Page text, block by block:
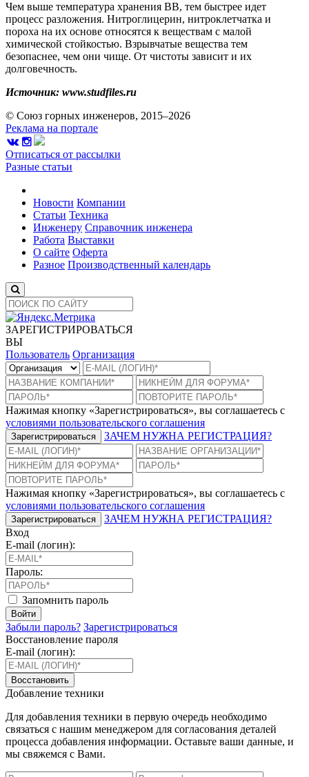
Чем выше температура хранения ВВ, тем быстрее идет
процесс разложения. Нитроглицерин, нитроклетчатка и
пороха на их основе относятся к веществам с малой
химической стойкостью. Взрывчатые вещества тем
безопаснее, чем они чище. От чистоты зависит и их
долговечность.
Источник: www.studfiles.ru
© Союз горных инженеров, 2015–2026
Реклама на портале
Отписаться от рассылки
Разные статьи
Новости Компании
Статьи Техника
Инженеру Справочник инженера
Работа Выставки
О сайте Оферта
Разное Производственный календарь
ЗАРЕГИСТРИРОВАТЬСЯ
ВЫ
Пользователь Организация
Нажимая кнопку «Зарегистрироваться», вы соглашаетесь с
условиями пользовательского соглашения
Зарегистрироваться ЗАЧЕМ НУЖНА РЕГИСТРАЦИЯ?
Нажимая кнопку «Зарегистрироваться», вы соглашаетесь с
условиями пользовательского соглашения
Зарегистрироваться
ЗАЧЕМ НУЖНА РЕГИСТРАЦИЯ?
Вход
E-mail (логин):
Пароль:
Запомнить пароль
Войти
Забыли пароль? Зарегистрироваться
Восстановление пароля
E-mail (логин):
Восстановить
Добавление техники
Для добавления техники в первую очередь необходимо
связаться с нашим менеджером для согласования деталей
процесса добавления информации. Оставьте ваши данные, и
мы свяжемся с Вами.